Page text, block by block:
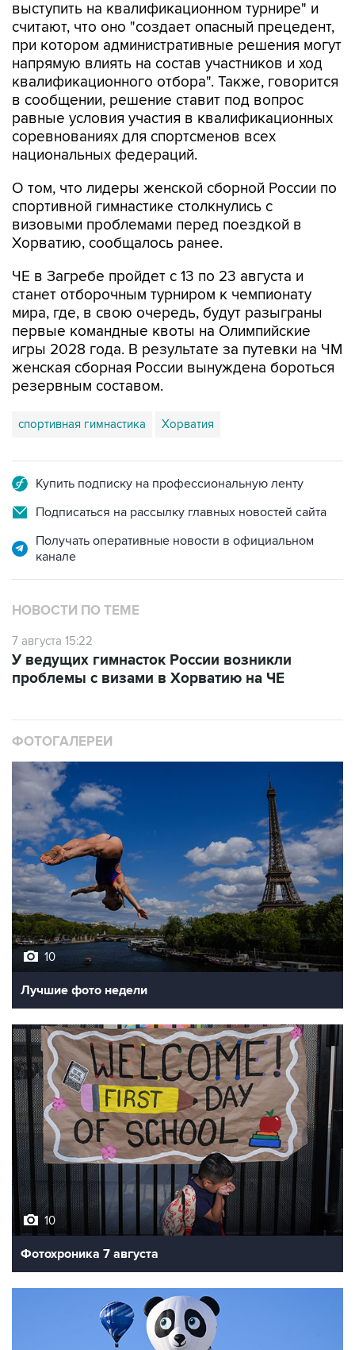
при котором административные решения могут
напрямую влиять на состав участников и ход
квалификационного отбора". Также, говорится
в сообщении, решение ставит под вопрос
равные условия участия в квалификационных
соревнованиях для спортсменов всех
национальных федераций.
О том, что лидеры женской сборной России по
визовыми проблемами перед поездкой в
Хорватию, сообщалось ранее.
ЧЕ в Загребе пройдет с 13 по 23 августа и
мира, где, в свою очередь, будут разыграны
первые командные квоты на Олимпийские
игры 2028 года. В результате за путевки на ЧМ
женская сборная России вынуждена бороться
резервным составом.
спортивная гимнастика Хорватия
Подписаться на рассылку главных новостей сайта
Получать оперативные новости в официальном
канале
НОВОСТИ ПО ТЕМЕ
7 августа 15:22
проблемы с визами в Хорватию на ЧЕ
10
Лучшие фото недели
10
Фотохроника 7 августа